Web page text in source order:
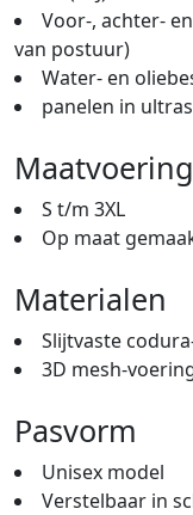
Voor-, achter-
van postuur)
Water- en
panelen in
Maatvoering
S t/m 3XL
Op maat
Materialen
Slijtvaste
3D mesh-
Pasvorm
Unisex model
Verstelbaar in